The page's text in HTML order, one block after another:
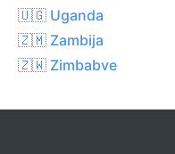
🇺🇬 Uganda
🇿🇲 Zambija
🇿🇼 Zimbabve